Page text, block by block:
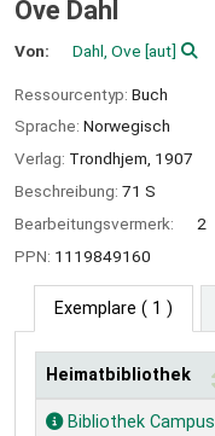
Ove Dahl
Von: Dahl, Ove [aut]
Ressourcentyp: Buch
Sprache: Norwegisch
Verlag: Trondhjem, 1907
Beschreibung: 71 S
Bearbeitungsvermerk:
2
PPN: 1119849160
Exemplare ( 1 )
Exemplare
Heimatbibliothek
Bibliothek Campus